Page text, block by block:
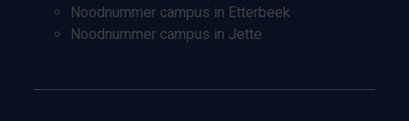
Noodnummer campus in Etterbeek
Noodnummer campus in Jette